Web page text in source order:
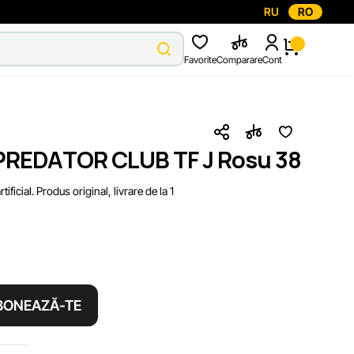
RU RO
FavoriteComparareCont
CLUB TF J Rosu 38
Produs original, livrare de la 1
TE